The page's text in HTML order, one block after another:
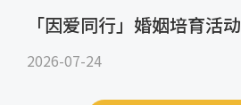
「因爱同行」婚姻培育活动
2026-07-24